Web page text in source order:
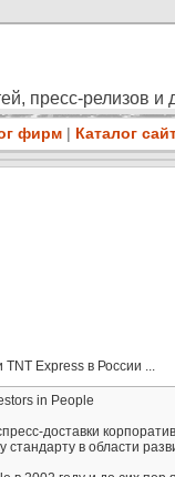
пресс-релизов
фирм | Каталог
Express в России ...
in People
доставки
в области